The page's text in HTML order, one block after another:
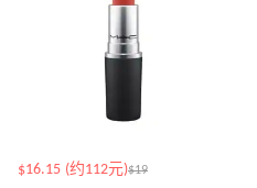
$16.15 (约112元)$19